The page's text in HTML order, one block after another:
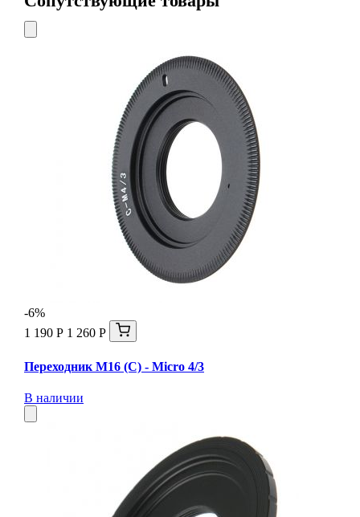
-6%
1 190 Р 1 260 Р
Переходник M16 (C) - Micro 4/3
В наличии